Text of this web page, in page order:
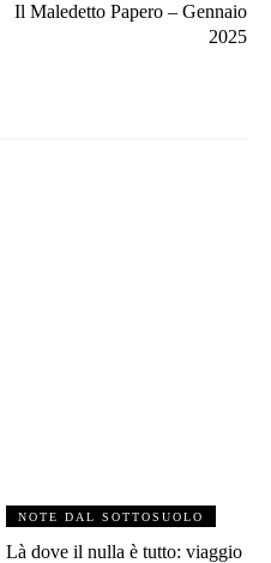
Il Maledetto Papero – Gennaio
2025
NOTE DAL SOTTOSUOLO
Là dove il nulla è tutto: viaggio